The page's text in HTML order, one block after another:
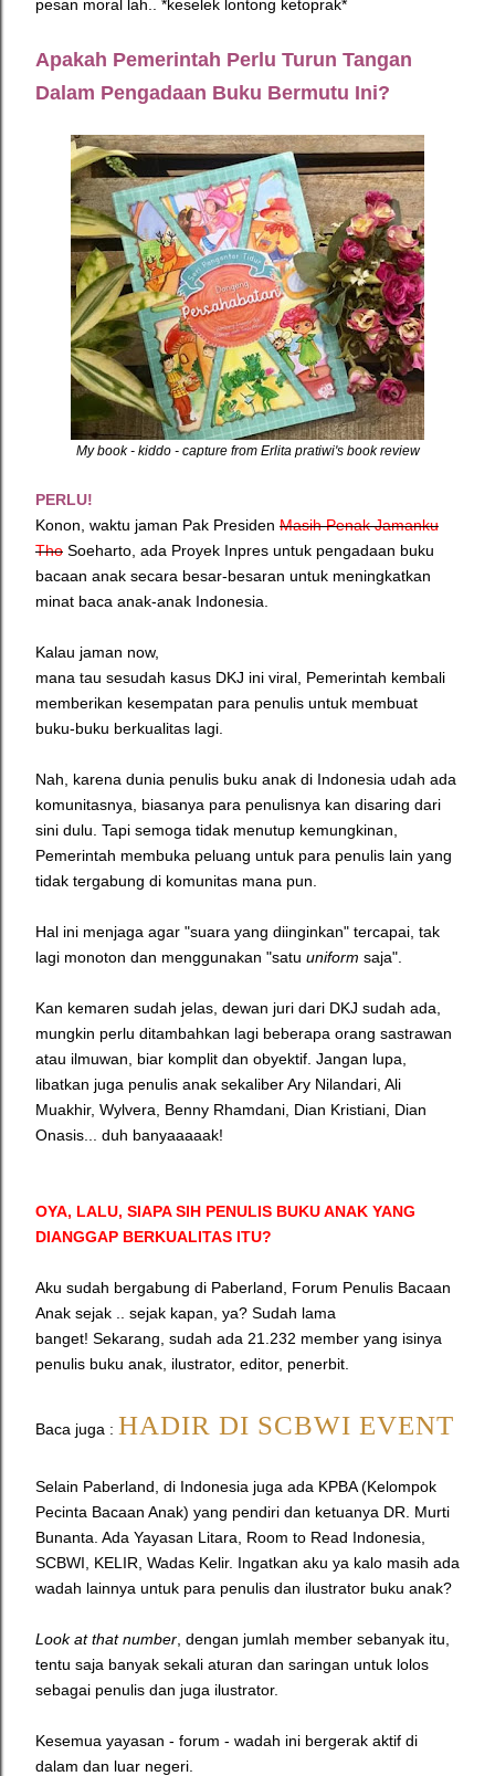
pesan moral lah.. *keselek lontong ketoprak*
Apakah Pemerintah Perlu Turun Tangan
Dalam Pengadaan Buku Bermutu Ini?
My book - kiddo - capture from Erlita pratiwi's book review
PERLU!
Konon, waktu jaman Pak Presiden Masih Penak Jamanku
Tho Soeharto, ada Proyek Inpres untuk pengadaan buku
bacaan anak secara besar-besaran untuk meningkatkan
minat baca anak-anak Indonesia.
Kalau jaman now,
mana tau sesudah kasus DKJ ini viral, Pemerintah kembali
memberikan kesempatan para penulis untuk membuat
buku-buku berkualitas lagi.
Nah, karena dunia penulis buku anak di Indonesia udah ada
komunitasnya, biasanya para penulisnya kan disaring dari
sini dulu. Tapi semoga tidak menutup kemungkinan,
Pemerintah membuka peluang untuk para penulis lain yang
tidak tergabung di komunitas mana pun.
Hal ini menjaga agar "suara yang diinginkan" tercapai, tak
lagi monoton dan menggunakan "satu uniform saja".
Kan kemaren sudah jelas, dewan juri dari DKJ sudah ada,
mungkin perlu ditambahkan lagi beberapa orang sastrawan
atau ilmuwan, biar komplit dan obyektif. Jangan lupa,
libatkan juga penulis anak sekaliber Ary Nilandari, Ali
Muakhir, Wylvera, Benny Rhamdani, Dian Kristiani, Dian
Onasis... duh banyaaaaak!
OYA, LALU, SIAPA SIH PENULIS BUKU ANAK YANG
DIANGGAP BERKUALITAS ITU?
Aku sudah bergabung di Paberland, Forum Penulis Bacaan
Anak sejak .. sejak kapan, ya? Sudah lama
banget! Sekarang, sudah ada 21.232 member yang isinya
penulis buku anak, ilustrator, editor, penerbit.
Baca juga : HADIR DI SCBWI EVENT
Selain Paberland, di Indonesia juga ada KPBA (Kelompok
Pecinta Bacaan Anak) yang pendiri dan ketuanya DR. Murti
Bunanta. Ada Yayasan Litara, Room to Read Indonesia,
SCBWI, KELIR, Wadas Kelir. Ingatkan aku ya kalo masih ada
wadah lainnya untuk para penulis dan ilustrator buku anak?
Look at that number , dengan jumlah member sebanyak itu,
tentu saja banyak sekali aturan dan saringan untuk lolos
sebagai penulis dan juga ilustrator.
Kesemua yayasan - forum - wadah ini bergerak aktif di
dalam dan luar negeri.